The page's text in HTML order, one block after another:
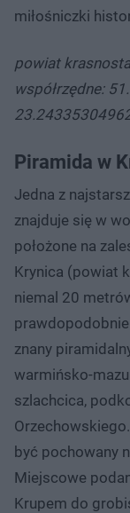
miłośniczki
powiat
współrzędne:
Piramida w
Jedna z
znajduje się w
położone na
Krynica (powiat
niemal 20
znany
warmińsko-
szlachcica,
być pochowany
Miejscowe
Krupem do